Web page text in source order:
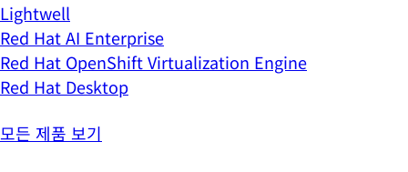
Lightwell
Red Hat AI Enterprise
Red Hat OpenShift Virtualization Engine
Red Hat Desktop
모든 제품 보기